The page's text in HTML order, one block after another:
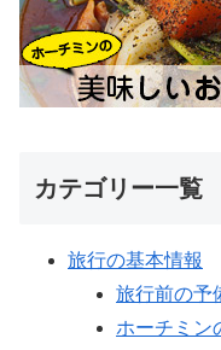
カテゴリー一覧
旅行の基本情報
旅行前の予
ホーチミン